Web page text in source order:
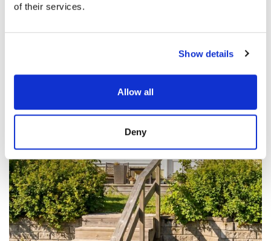
of their services.
Show details
Allow all
Deny
60,50 m² • 169 000 € • 2h, k, kph, s, te... • 2018